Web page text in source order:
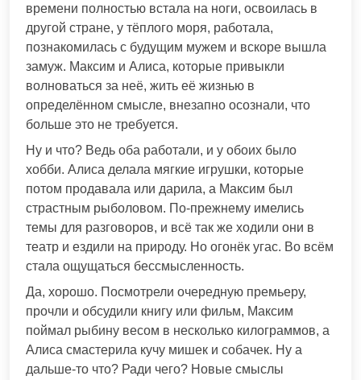
времени полностью встала на ноги, освоилась в
другой стране, у тёплого моря, работала,
познакомилась с будущим мужем и вскоре вышла
замуж. Максим и Алиса, которые привыкли
волноваться за неё, жить её жизнью в
определённом смысле, внезапно осознали, что
больше это не требуется.
Ну и что? Ведь оба работали, и у обоих было
хобби. Алиса делала мягкие игрушки, которые
потом продавала или дарила, а Максим был
страстным рыболовом. По-прежнему имелись
темы для разговоров, и всё так же ходили они в
театр и ездили на природу. Но огонёк угас. Во всём
стала ощущаться бессмысленность.
Да, хорошо. Посмотрели очередную премьеру,
прочли и обсудили книгу или фильм, Максим
поймал рыбину весом в несколько килограммов, а
Алиса смастерила кучу мишек и собачек. Ну а
дальше-то что? Ради чего? Новые смыслы